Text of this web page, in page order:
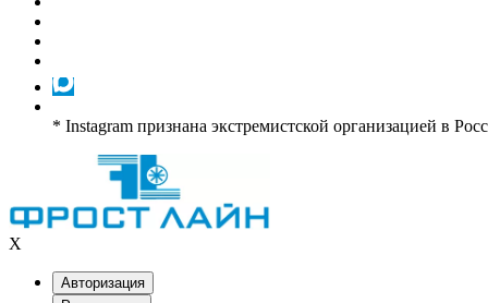
* Instagram признана экстремистской организацией в
X
Авторизация